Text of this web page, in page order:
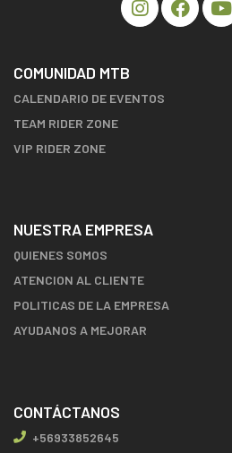
COMUNIDAD MTB
CALENDARIO DE EVENTOS
TEAM RIDER ZONE
VIP RIDER ZONE
NUESTRA EMPRESA
QUIENES SOMOS
ATENCION AL CLIENTE
POLITICAS DE LA EMPRESA
AYUDANOS A MEJORAR
CONTÁCTANOS
+56933852645